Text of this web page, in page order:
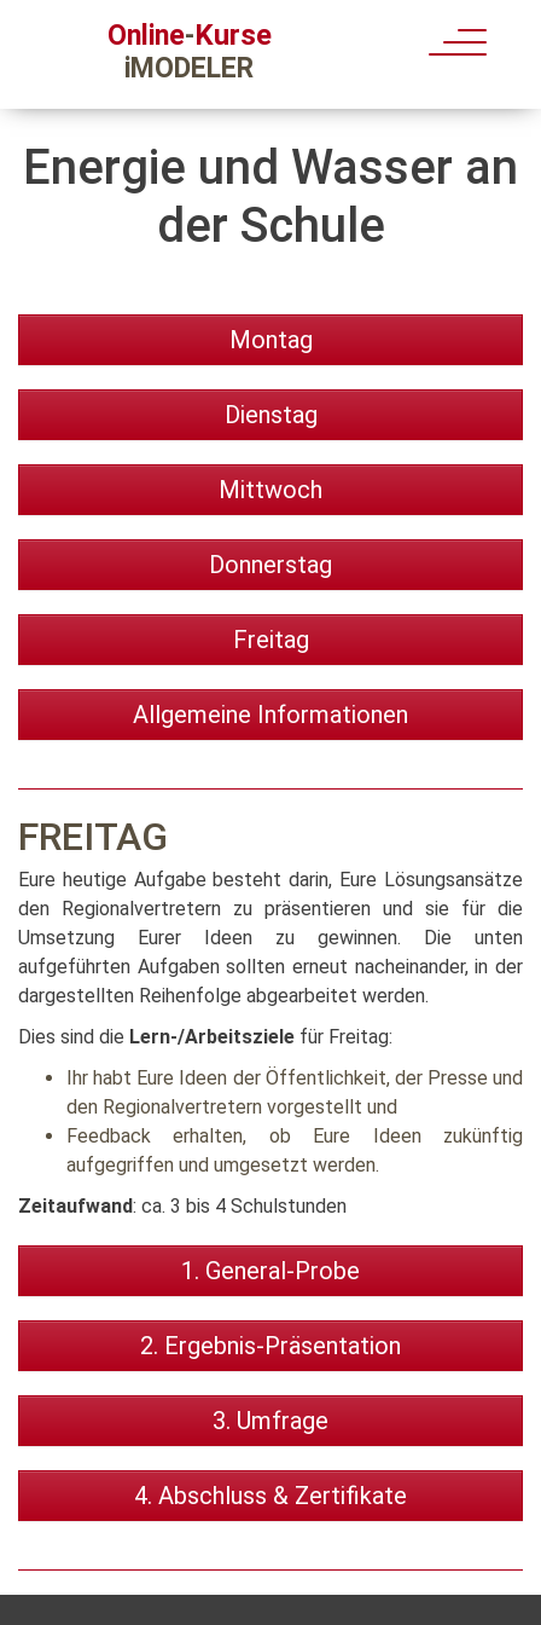
Online-Kurse
iMODELER
Energie und Wasser an
der Schule
Montag
Dienstag
Mittwoch
Donnerstag
Freitag
Allgemeine Informationen
FREITAG
Eure heutige Aufgabe besteht darin, Eure Lösungsansätze
den Regionalvertretern zu präsentieren und sie für die
Umsetzung Eurer Ideen zu gewinnen. Die unten
aufgeführten Aufgaben sollten erneut nacheinander, in der
dargestellten Reihenfolge abgearbeitet werden.
Dies sind die Lern-/Arbeitsziele für Freitag:
Ihr habt Eure Ideen der Öffentlichkeit, der Presse und
den Regionalvertretern vorgestellt und
Feedback erhalten, ob Eure Ideen zukünftig
aufgegriffen und umgesetzt werden.
Zeitaufwand: ca. 3 bis 4 Schulstunden
1. General-Probe
2. Ergebnis-Präsentation
3. Umfrage
4. Abschluss & Zertifikate